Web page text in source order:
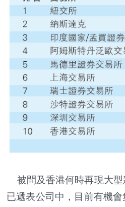
被問及香港何時再現大型
已遞表公司中，目前有機